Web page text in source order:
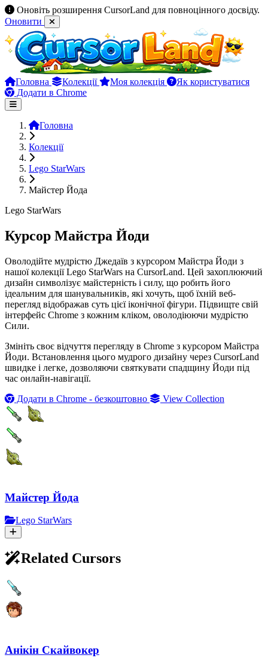
Оновіть розширення CursorLand для повноцінного досвіду.
Оновити
Головна Колекції Моя колекція
Як користуватися
Додати в Chrome
Головна
Колекції
Lego StarWars
Майстер Йода
Lego StarWars
Курсор Майстра Йоди
Оволодійте мудрістю Джедаїв з курсором Майстра Йоди з
нашої колекції Lego StarWars на CursorLand. Цей захоплюючий
дизайн символізує майстерність і силу, що робить його
ідеальним для шанувальників, які хочуть, щоб їхній веб-
перегляд відображав суть цієї іконічної фігури. Підвищте свій
інтерфейс Chrome з кожним кліком, оволодіюючи мудрістю
Сили.
Змініть своє відчуття перегляду в Chrome з курсором Майстра
Йоди. Встановлення цього мудрого дизайну через CursorLand
швидке і легке, дозволяючи святкувати спадщину Йоди під
час онлайн-навігації.
Додати в Chrome - безкоштовно
View Collection
Майстер Йода
Lego StarWars
Related Cursors
Анікін Скайвокер